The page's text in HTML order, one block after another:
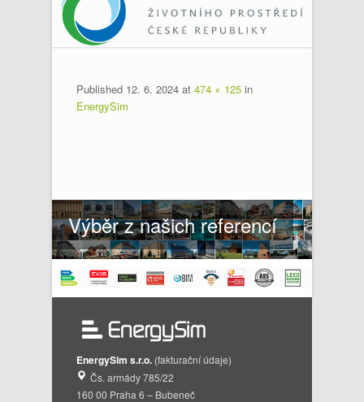
Published 12. 6. 2024 at 474 × 125 in
EnergySim
Výběr z našich referencí
EnergySim s.r.o. (fakturační údaje)
Čs. armády 785/22
160 00 Praha 6 – Bubeneč